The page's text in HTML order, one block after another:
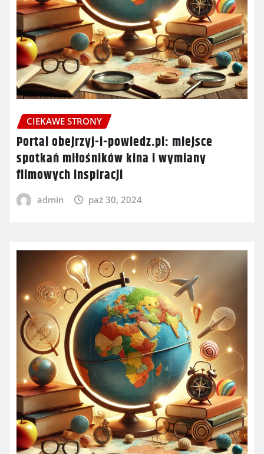
CIEKAWE STRONY
Portal obejrzyj-i-powiedz.pl: miejsce
spotkań miłośników kina i wymiany
filmowych inspiracji
admin paź 30, 2024